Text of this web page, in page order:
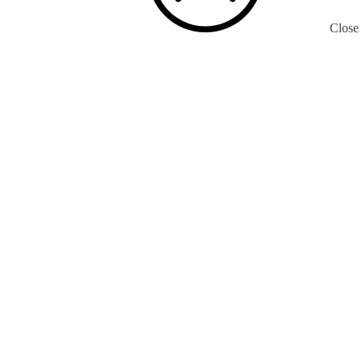
Close